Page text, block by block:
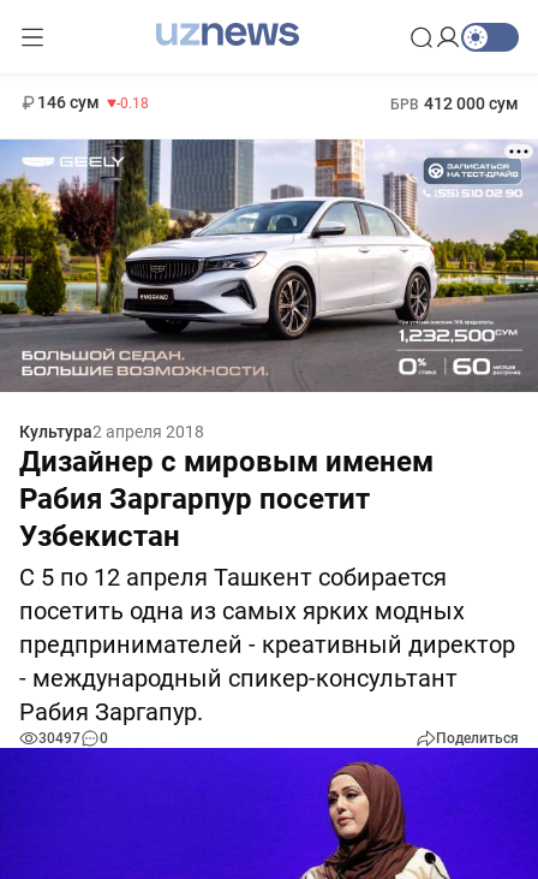
146 сум -0.18 БРВ 412 000 сум
Культура2 апреля 2018
Дизайнер с мировым именем
Рабия Заргарпур посетит
Узбекистан
С 5 по 12 апреля Ташкент собирается
посетить одна из самых ярких модных
предпринимателей - креативный директор
- международный спикер-консультант
Рабия Заргапур.
30497 0 Поделиться